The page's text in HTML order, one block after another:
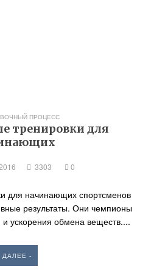
ПРОЦЕСС
тренировки для
2016 3303 0
для начинающих спортсменов
результаты. Они чемпионы
ускорения обмена веществ....
ДАЛЕЕ -